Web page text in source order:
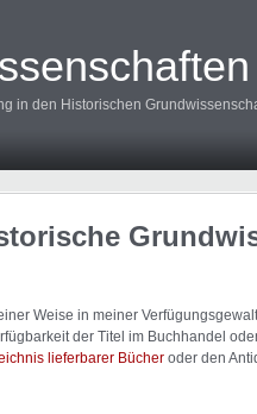
in den Historischen
Weise in meiner
der Titel im Buchhandel
lieferbarer Bücher oder den